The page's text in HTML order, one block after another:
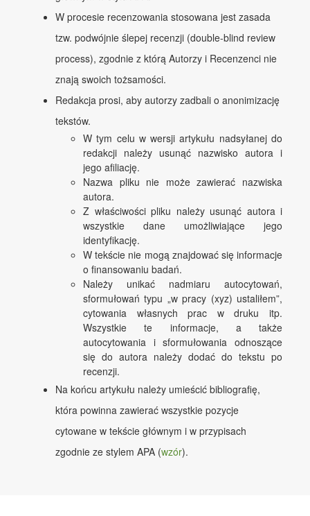
W procesie recenzowania stosowana jest zasada
tzw. podwójnie ślepej recenzji (double-blind review
process), zgodnie z którą Autorzy i Recenzenci nie
znają swoich tożsamości.
Redakcja prosi, aby autorzy zadbali o anonimizację
tekstów.
W tym celu w wersji artykułu nadsyłanej do
redakcji należy usunąć nazwisko autora i
jego afiliację.
Nazwa pliku nie może zawierać nazwiska
autora.
Z właściwości pliku należy usunąć autora i
wszystkie dane umożliwiające jego
identyfikację.
W tekście nie mogą znajdować się informacje
o finansowaniu badań.
Należy unikać nadmiaru autocytowań,
sformułowań typu „w pracy (xyz) ustaliłem”,
cytowania własnych prac w druku itp.
Wszystkie te informacje, a także
autocytowania i sformułowania odnoszące
się do autora należy dodać do tekstu po
recenzji.
Na końcu artykułu należy umieścić bibliografię,
która powinna zawierać wszystkie pozycje
cytowane w tekście głównym i w przypisach
zgodnie ze stylem APA (wzór).